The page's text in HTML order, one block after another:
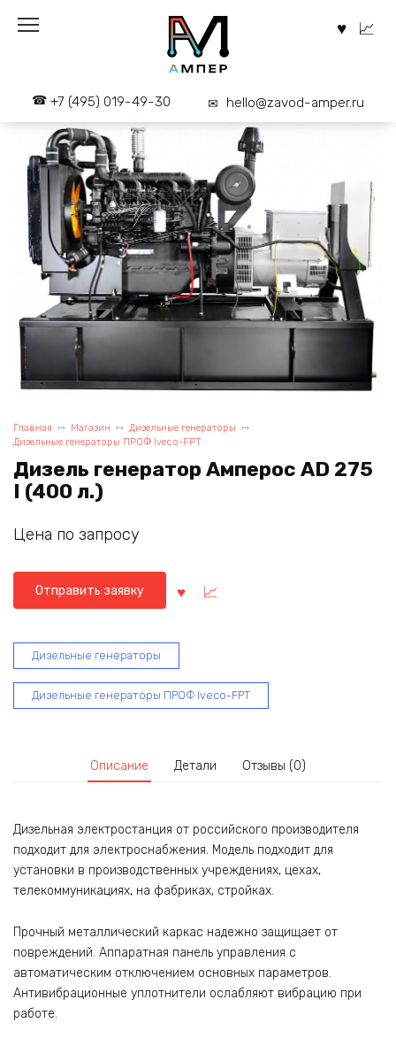
+7 (495) 019-49-30 hello@zavod-amper.ru
Главная Магазин
Дизельные генераторы
Дизельные генераторы ПРОФ Iveco-FPT
Дизель генератор Амперос AD 275
I (400 л.)
Цена по запросу
Отправить заявку
Дизельные генераторы
Дизельные генераторы ПРОФ Iveco-FPT
Описание Детали Отзывы (0)
Дизельная электростанция от российского производителя
подходит для электроснабжения. Модель подходит для
установки в производственных учреждениях, цехах,
телекоммуникациях, на фабриках, стройках.
Прочный металлический каркас надежно защищает от
повреждений. Аппаратная панель управления с
автоматическим отключением основных параметров.
Антивибрационные уплотнители ослабляют вибрацию при
работе.